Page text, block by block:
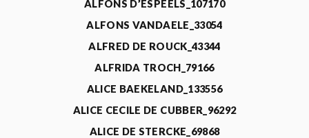
ALFONS D’ESPEELS_107170
ALFONS VANDAELE_33054
ALFRED DE ROUCK_43344
ALFRIDA TROCH_79166
ALICE BAEKELAND_133556
ALICE CECILE DE CUBBER_96292
ALICE DE STERCKE_69868